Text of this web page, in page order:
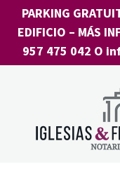
Saltar
contenido
PARKING
EDIFICIO – MÁS
957 475 042 O